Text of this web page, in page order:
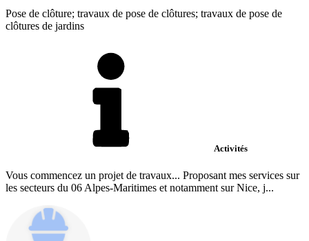
Pose de clôture; travaux de pose de clôtures; travaux de pose de
clôtures de jardins
Activités
Vous commencez un projet de travaux... Proposant mes services sur
les secteurs du 06 Alpes-Maritimes et notamment sur Nice, j...